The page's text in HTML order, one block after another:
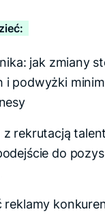
jak zmiany
podwyżki
z rekrutacją
do
reklamy